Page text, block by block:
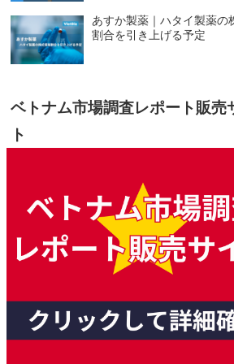
あすか製薬｜ハタイ製薬の
割合を引き上げる予定
ベトナム市場調査レポート販売
ト